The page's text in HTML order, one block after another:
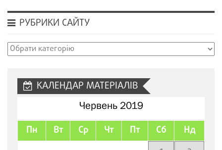
РУБРИКИ САЙТУ
Рубрики
КАЛЕНДАР МАТЕРІАЛІВ
Червень 2019
Пн Вт Ср Чт Пт Сб Нд